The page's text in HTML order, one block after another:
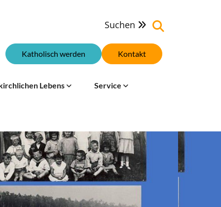
Suchen 
Kontakt
Katholisch werden
Lebens Service